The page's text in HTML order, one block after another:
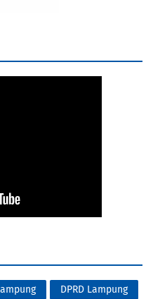
DPRD Lampung